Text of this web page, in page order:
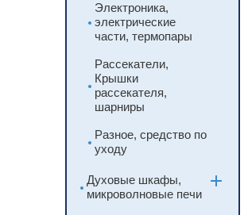
Электроника,
электрические
части, термопары
Рассекатели,
Крышки
рассекателя,
шарниры
Разное, средство по
уходу
Духовые шкафы,
микроволновые печи